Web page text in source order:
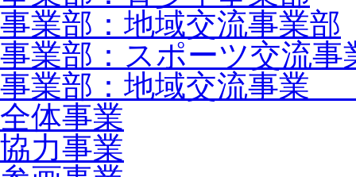
事業部：地域交流事業部
事業部：スポーツ交流事
事業部：地域交流事業
全体事業
協力事業